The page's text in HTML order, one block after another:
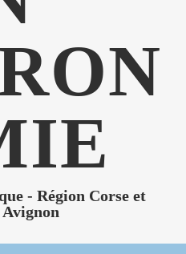
- Région Corse et